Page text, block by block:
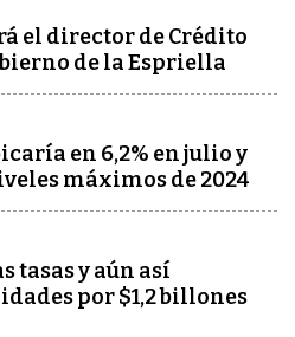
el director de Crédito
de la Espriella
en 6,2% en julio y
máximos de 2024
tasas y aún así
por $1,2 billones